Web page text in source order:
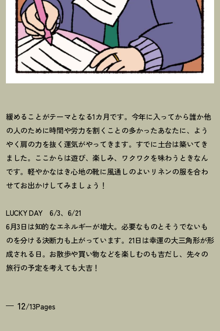
緩めることがテーマとなる1カ月です。今年に入ってから誰か他
の人のために時間や労力を割くことの多かったあなたに、よう
やく肩の力を抜く運気がやってきます。すでに土台は築いてき
ました。ここからは遊び、楽しみ、ワクワクを味わうときなん
です。軽やかなはき心地の靴に風通しのよいリネンの服を合わ
せてお出かけしてみましょう ！
LUCKY DAY 6/3、6/21
6月3日は知的なエネルギーが増大。必要なものとそうでないも
のを分ける決断力も上がっています。21日は幸運の大三角形が形
成される日。お散歩や買い物などを楽しむのも吉だし、先々の
旅行の予定を考えても大吉 ！
12/13Pages